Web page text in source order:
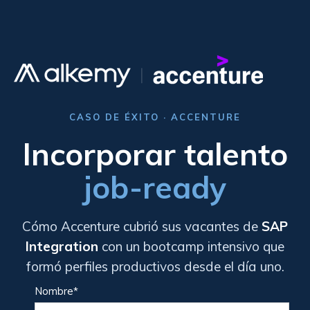
CASO DE ÉXITO · ACCENTURE
Incorporar talento
job-ready
Cómo Accenture cubrió sus vacantes de SAP
Integration con un bootcamp intensivo que
formó perfiles productivos desde el día uno.
Nombre*